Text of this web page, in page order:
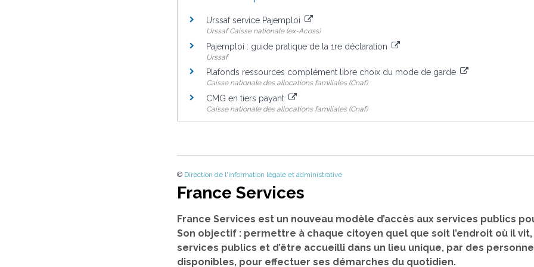
Urssaf service Pajemploi
Urssaf Caisse nationale (ex-Acoss)
Pajemploi : guide pratique de la 1re déclaration
Urssaf
Plafonds ressources complément libre choix du mode de garde
Caisse nationale des allocations familiales (Cnaf)
CMG en tiers payant
Caisse nationale des allocations familiales (Cnaf)
© Direction de l'information légale et administrative
France Services
France Services est un nouveau modèle d’accès aux services publics
Son objectif : permettre à chaque citoyen quel que soit l’endroit où il vit,
services publics et d’être accueilli dans un lieu unique, par des
disponibles, pour effectuer ses démarches du quotidien.